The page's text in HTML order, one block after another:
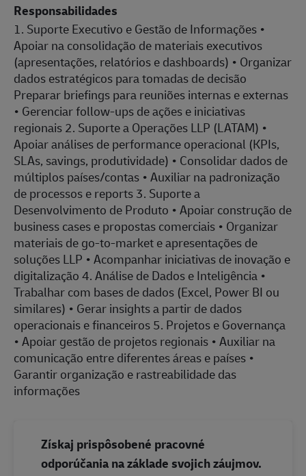
Responsabilidades
1. Suporte Executivo e Gestão de Informações •
Apoiar na consolidação de materiais executivos
(apresentações, relatórios e dashboards) • Organizar
dados estratégicos para tomadas de decisão
Preparar briefings para reuniões internas e externas
• Gerenciar follow-ups de ações e iniciativas
regionais 2. Suporte a Operações LLP (LATAM) •
Apoiar análises de performance operacional (KPIs,
SLAs, savings, produtividade) • Consolidar dados de
múltiplos países/contas • Auxiliar na padronização
de processos e reports 3. Suporte a
Desenvolvimento de Produto • Apoiar construção de
business cases e propostas comerciais • Organizar
materiais de go-to-market e apresentações de
soluções LLP • Acompanhar iniciativas de inovação e
digitalização 4. Análise de Dados e Inteligência •
Trabalhar com bases de dados (Excel, Power BI ou
similares) • Gerar insights a partir de dados
operacionais e financeiros 5. Projetos e Governança
• Apoiar gestão de projetos regionais • Auxiliar na
comunicação entre diferentes áreas e países •
Garantir organização e rastreabilidade das
informações
Získaj prispôsobené pracovné
odporúčania na základe svojich záujmov.